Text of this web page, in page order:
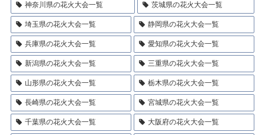
神奈川県の花火大会一覧 茨城県の花火大会一覧
埼玉県の花火大会一覧 静岡県の花火大会一覧
兵庫県の花火大会一覧 愛知県の花火大会一覧
新潟県の花火大会一覧 三重県の花火大会一覧
山形県の花火大会一覧 栃木県の花火大会一覧
長崎県の花火大会一覧 宮城県の花火大会一覧
千葉県の花火大会一覧 大阪府の花火大会一覧